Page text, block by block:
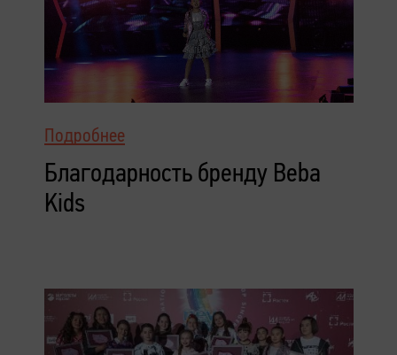
Подробнее
Благодарность бренду Beba
Kids